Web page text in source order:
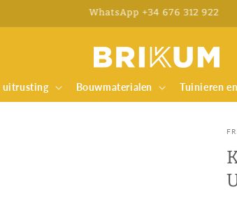
WhatsApp +34 676 312 922
uitrusting Bouwmaterialen Tuinieren